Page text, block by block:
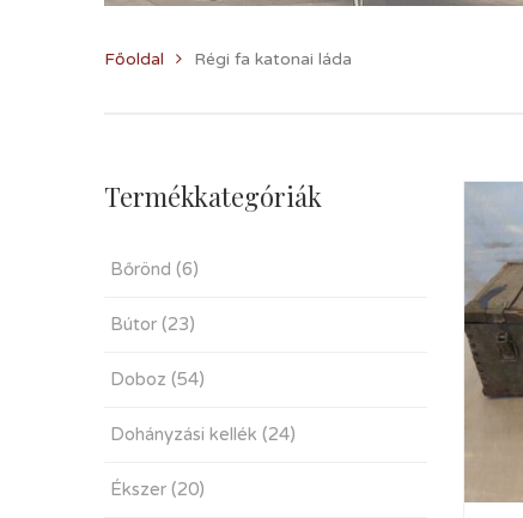
Főoldal Régi fa katonai láda
Termékkategóriák
Bőrönd (6)
Bútor (23)
Doboz (54)
Dohányzási kellék (24)
Ékszer (20)